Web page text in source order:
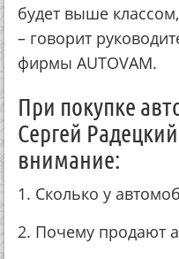
будет выше
– говорит
фирмы AUTOVAM.
При покупке
Сергей
внимание:
1. Сколько у
2. Почему продают